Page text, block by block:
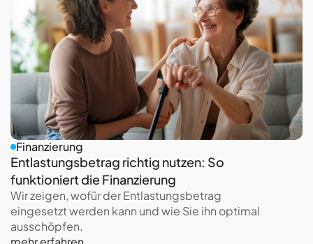
Finanzierung
Entlastungsbetrag richtig nutzen: So
funktioniert die Finanzierung
Wir zeigen, wofür der Entlastungsbetrag
eingesetzt werden kann und wie Sie ihn optimal
ausschöpfen.